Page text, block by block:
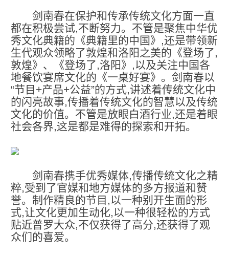
剑南春在保护和传承传统文化方面一直
都在积极尝试,不断努力。不管是聚焦中华优
秀文化典籍的《典籍里的中国》 ,还是带领新
生代观众领略了敦煌和洛阳之美的《登场了,
敦煌》、《登场了,洛阳》,以及关注中国各
地餐饮宴席文化的《一桌好宴》。剑南春以
“节目+产品+公益”的方式,讲述着传统文化中
的闪亮故事,传播着传统文化的智慧以及传统
文化的价值。 不管是放眼白酒行业,还是着眼
社会各界,这是都是难得的探索和开拓。
剑南春携手优秀媒体,传播传统文化之精
粹,受到了官媒和地方媒体的多方报道和赞
誉。制作精良的节目,以一种别开生面的形
式,让文化更加生动化,以一种很轻松的方式
贴近普罗大众,不仅获得了高分,还获得了观
众们的喜爱。